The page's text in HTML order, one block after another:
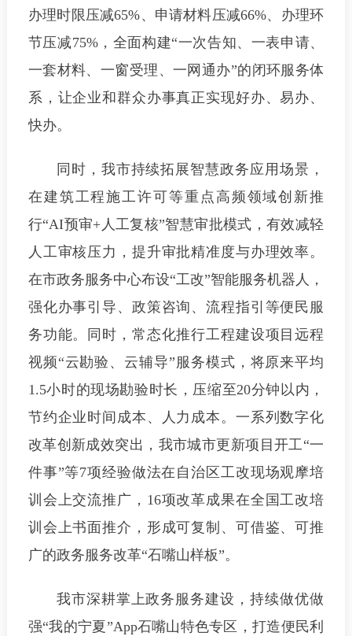
办理时限压减65%、申请材料压减66%、办理环
节压减75%，全面构建“一次告知、一表申请、
一套材料、一窗受理、一网通办”的闭环服务体
系，让企业和群众办事真正实现好办、易办、
快办。
同时，我市持续拓展智慧政务应用场景，
在建筑工程施工许可等重点高频领域创新推
行“AI预审+人工复核”智慧审批模式，有效减轻
人工审核压力，提升审批精准度与办理效率。
在市政务服务中心布设“工改”智能服务机器人，
强化办事引导、政策咨询、流程指引等便民服
务功能。同时，常态化推行工程建设项目远程
视频“云勘验、云辅导”服务模式，将原来平均
1.5小时的现场勘验时长，压缩至20分钟以内，
节约企业时间成本、人力成本。一系列数字化
改革创新成效突出，我市城市更新项目开工“一
件事”等7项经验做法在自治区工改现场观摩培
训会上交流推广，16项改革成果在全国工改培
训会上书面推介，形成可复制、可借鉴、可推
广的政务服务改革“石嘴山样板”。
我市深耕掌上政务服务建设，持续做优做
强“我的宁夏”App石嘴山特色专区，打造便民利